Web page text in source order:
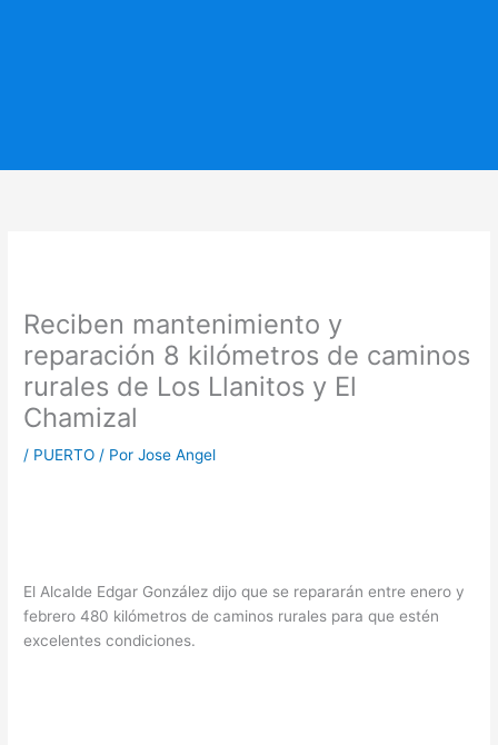
Reciben mantenimiento y
reparación 8 kilómetros de caminos
rurales de Los Llanitos y El
Chamizal
/ PUERTO / PorJose Angel
El Alcalde Edgar González dijo que se repararán entre enero y
febrero 480 kilómetros de caminos rurales para que estén
excelentes condiciones.